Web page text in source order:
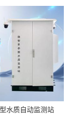
水质自动监测站